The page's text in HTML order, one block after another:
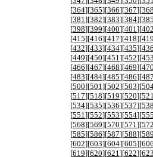
[364][365][366][367][368
[381 ][382][383][384][385
[398][399][400][401 ][402
[415][416][417][418][419
[432][433][434][435][436
[449][450][451 ][452][453
[466][467][468][469][470
[483][484][485][486][487
[500][501 ][502][503][
[517][518][519][520][521
[534][535][536][537][538
[551 ][552][553][554][555
[568][569][570][571 ][572
[585][586][587][588][589
[602][603][604][605][606
[619][620][621 ][622][623